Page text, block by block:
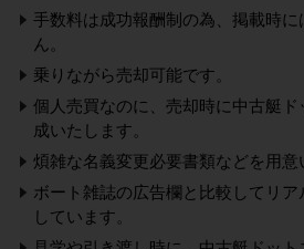
手数料は成功報酬制の為、掲載時
ん。
乗りながら売却可能です。
個人売買なのに、売却時に中古艇
成いたします。
煩雑な名義変更必要書類などを用意
ボート雑誌の広告欄と比較してリ
しています。